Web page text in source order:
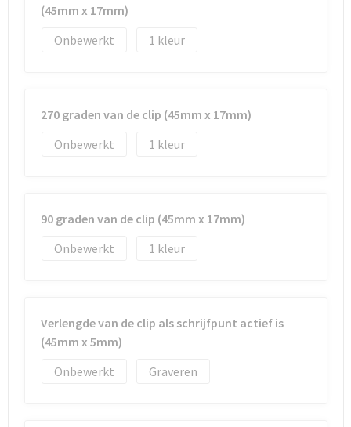
(45mm x 17mm)
Onbewerkt
1
270 graden van de clip (45mm x 17mm)
Onbewerkt
1
90 graden van de clip (45mm x 17mm)
Onbewerkt
1
Verlengde van de clip als schrijfpunt actief is
(45mm x 5mm)
Onbewerkt
Graveren